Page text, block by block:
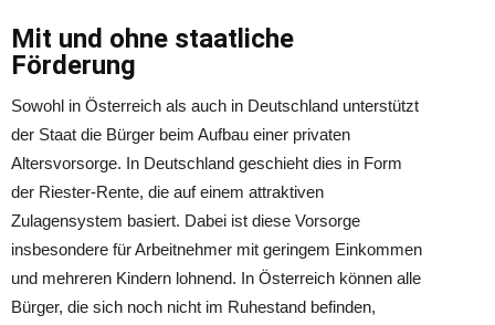
Mit und ohne staatliche
Förderung
Sowohl in Österreich als auch in Deutschland unterstützt
der Staat die Bürger beim Aufbau einer privaten
Altersvorsorge. In Deutschland geschieht dies in Form
der Riester-Rente, die auf einem attraktiven
Zulagensystem basiert. Dabei ist diese Vorsorge
insbesondere für Arbeitnehmer mit geringem Einkommen
und mehreren Kindern lohnend. In Österreich können alle
Bürger, die sich noch nicht im Ruhestand befinden,